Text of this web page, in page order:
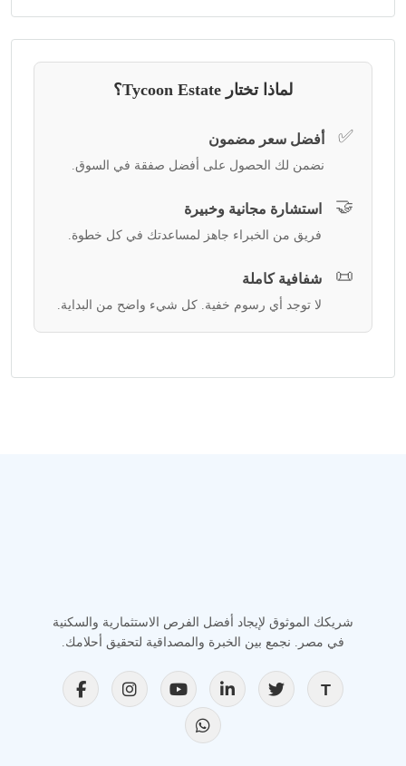
لماذا تختار Tycoon Estate؟
✅ أفضل سعر مضمون
نضمن لك الحصول على أفضل صفقة في السوق.
🤝 استشارة مجانية وخبيرة
فريق من الخبراء جاهز لمساعدتك في كل خطوة.
📜 شفافية كاملة
لا توجد أي رسوم خفية. كل شيء واضح من البداية.
شريكك الموثوق لإيجاد أفضل الفرص الاستثمارية والسكنية
في مصر. نجمع بين الخبرة والمصداقية لتحقيق أحلامك.